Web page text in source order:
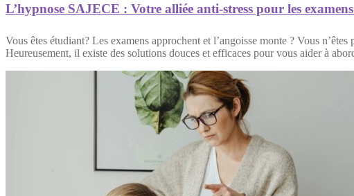
L’hypnose SAJECE : Votre alliée anti-stress pour les
Vous êtes étudiant? Les examens approchent et l’angoisse monte ? Vous
Heureusement, il existe des solutions douces et efficaces pour vous aider à